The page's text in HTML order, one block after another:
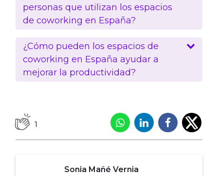
personas que utilizan los espacios
de coworking en España?
¿Cómo pueden los espacios de
coworking en España ayudar a
mejorar la productividad?
1
Sonia Mañé Vernia